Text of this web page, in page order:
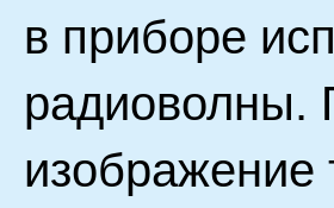
в приборе
радиоволны.
изображение